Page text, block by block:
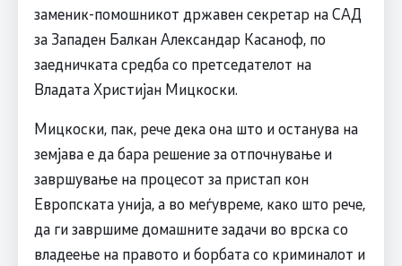
заменик-помошникот државен секретар на САД
за Западен Балкан Александар Касаноф, по
заедничката средба со претседателот на
Владата Христијан Мицкоски.
Мицкоски, пак, рече дека она што и останува на
земјава е да бара решение за отпочнување и
завршување на процесот за пристап кон
Европската унија, а во меѓувреме, како што рече,
да ги завршиме домашните задачи во врска со
владеење на правото и борбата со криминалот и